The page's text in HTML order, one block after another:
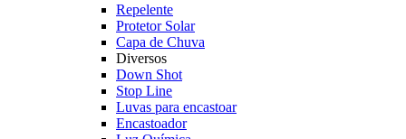
Repelente
Protetor Solar
Capa de Chuva
Diversos
Down Shot
Stop Line
Luvas para encastoar
Encastoador